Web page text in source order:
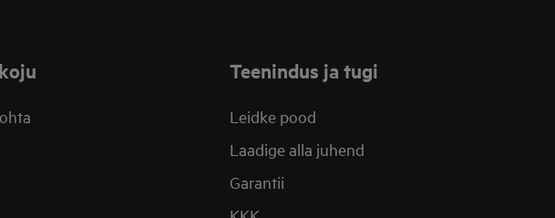
Teenindus ja tugi
Leidke pood
Laadige alla juhend
Garantii